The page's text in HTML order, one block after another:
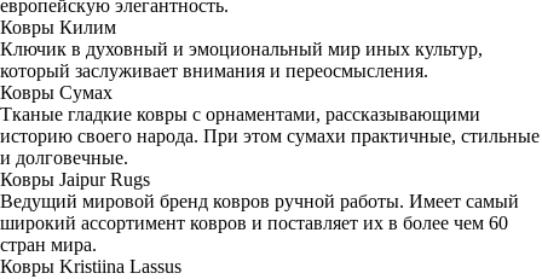
европейскую элегантность.
Ковры Килим
Ключик в духовный и эмоциональный мир иных культур,
который заслуживает внимания и переосмысления.
Ковры Сумах
Тканые гладкие ковры с орнаментами, рассказывающими
историю своего народа. При этом сумахи практичные, стильные
и долговечные.
Ковры Jaipur Rugs
Ведущий мировой бренд ковров ручной работы. Имеет самый
широкий ассортимент ковров и поставляет их в более чем 60
стран мира.
Ковры Kristiina Lassus